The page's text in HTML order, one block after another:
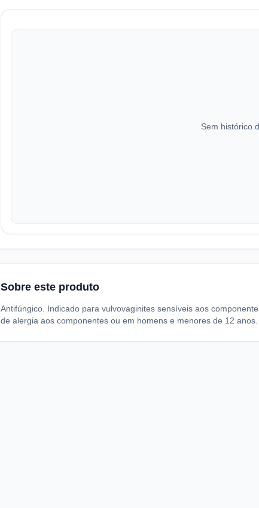
Sem histórico
Sobre este produto
Antifúngico. Indicado para vulvovaginites sensíveis aos
de alergia aos componentes ou em homens e menores de 12